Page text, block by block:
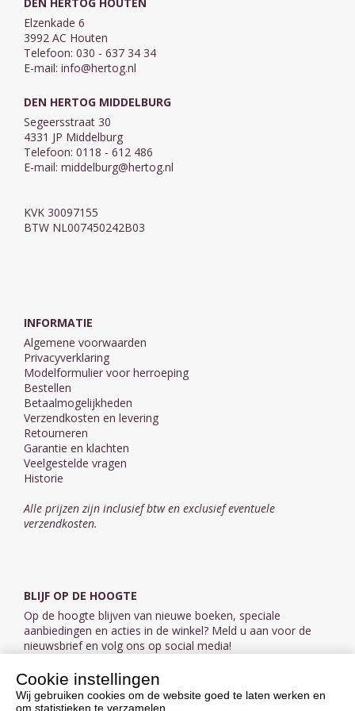
Elzenkade 6
3992 AC Houten
Telefoon: 030 - 637 34 34
E-mail: info@hertog.nl
DEN HERTOG MIDDELBURG
Segeersstraat 30
4331 JP Middelburg
Telefoon: 0118 - 612 486
E-mail: middelburg@hertog.nl
KVK 30097155
BTW NL007450242B03
INFORMATIE
Algemene voorwaarden
Privacyverklaring
Modelformulier voor herroeping
Bestellen
Betaalmogelijkheden
Verzendkosten en levering
Retourneren
Garantie en klachten
Veelgestelde vragen
Historie
Alle prijzen zijn inclusief btw en exclusief eventuele
verzendkosten.
BLIJF OP DE HOOGTE
Op de hoogte blijven van nieuwe boeken, speciale
aanbiedingen en acties in de winkel? Meld u aan voor de
nieuwsbrief en volg ons op social media!
Aanmelden nieuwsbrief
Cookie instellingen
Wij gebruiken cookies om de website goed te laten werken en
om statistieken te verzamelen.